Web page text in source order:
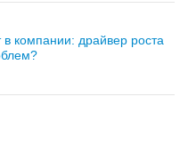
компании: драйвер роста